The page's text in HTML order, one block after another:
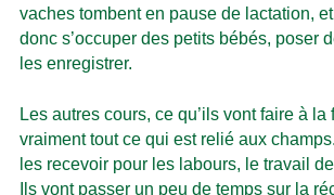
vaches tombent en pause de lactation,
donc s’occuper des petits bébés, poser
les enregistrer.
Les autres cours, ce qu’ils vont faire à la
vraiment tout ce qui est relié aux
les recevoir pour les labours, le travail
Ils vont passer un peu de temps sur la